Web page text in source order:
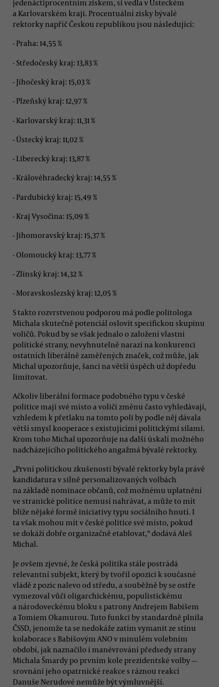
jedenáctiprocentním ziskem, si vedla v Ústeckém
a Karlovarském kraji. Procentuální zisky bývalé
rektorky napříč Českou republikou jsou následující:
- Praha: 14,55 %
- Středočeský kraj: 13,83 %
- Jihočeský kraj: 15,03 %
- Plzeňský kraj: 12,97 %
- Karlovarský kraj: 11,31 %
- Ústecký kraj: 11,02 %
- Liberecký kraj: 13,87 %
- Královéhradecký kraj: 14,55 %
- Pardubický kraj: 15,49 %
- Kraj Vysočina: 15,09 %
- Jihomoravský kraj: 15,37 %
- Olomoucký kraj: 13,77 %
- Zlínský kraj: 14,32 %
- Moravskoslezský kraj: 12,05 %
S takto rozvrstvenou podporou má podle politologa
Michala skutečně potenciál oslovit specifickou skupinu
voličů. Pokud by se však jednalo o založení vlastní
politické strany, nevyhnutelně narazí na konkurenci
ostatních liberálně zaměřených značek, což může, jak
Michal upozorňuje, šanci na větší úspěch už dopředu
limitovat.
Ačkoliv liberální formace podobného typu v české
politice mají své místo a voliči změnu často vyhledávají,
vzhledem k přetlaku na tomto poli by podle něj dávala
větší smysl kooperace s existujícími politickými silami.
Krom toho Michal upozorňuje na další úskalí možného
nadcházejícího politického angažmá bývalé rektorky.
„První politickou zkušeností bývalé rektorky byla právě
kandidatura v silně personalizovaných volbách
na základě nominace občanů, což možnému uplatnění
ve stranické politice nemusí nahrávat, a může to mít
blíže nějaké formě iniciativy typu sociálního hnutí. I
ta však mohou mít v české politice své místo, pokud
se dokáží dobře organizačně etablovat,“ dodává Aleš
Michal.
Je ovšem zjevné, že česká politika stále postrádá
relevantní subjekt, který by tvořil opozici k současné
vládě z pozic nalevo od středu, a souběžně by se ostře
vymezoval vůči oligarchickému, populistickému
a národoveckému bloku s patrony Andrejem Babišem
a Tomiem Okamurou. Tuto funkci by standardně plnila
ČSSD, jenomže ta se nedokáže zatím vymanit ze stínu
kolaborace s Babišovým ANO v minulém volebním
období, jak naznačilo i manévrování předsedy strany
Michala Šmardy po prvním kole prezidentské volby —
srovnání jeho opatrnické reakce s ráznou reakcí
Danuše Nerudové nemůže být výmluvnější.